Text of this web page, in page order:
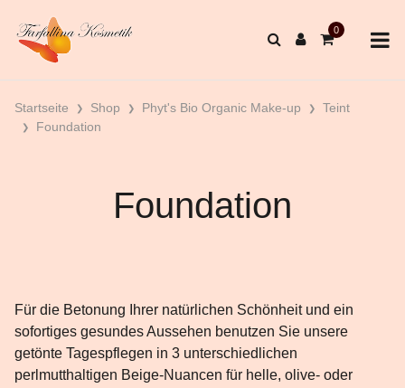
Startseite Shop Phyt's Bio Organic Make-up
Teint
Foundation
Foundation
Für die Betonung Ihrer natürlichen Schönheit und ein
sofortiges gesundes Aussehen benutzen Sie unsere
getönte Tagespflegen in 3 unterschiedlichen
perlmutthaltigen Beige-Nuancen für helle, olive- oder